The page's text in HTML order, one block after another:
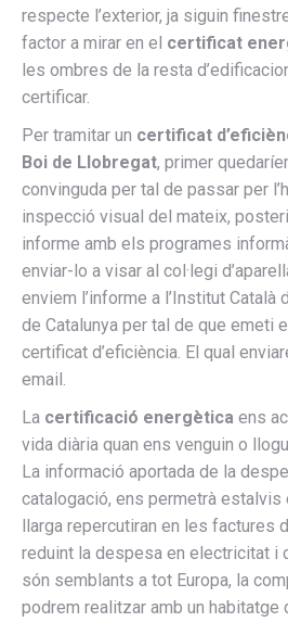
respecte l’exterior, ja siguin
factor a mirar en el certificat
les ombres de la resta
certificar.
Per tramitar un certificat
Boi de Llobregat, primer
convinguda per tal de passar per
inspecció visual del mateix,
informe amb els programes
enviar-lo a visar al col·legi
enviem l’informe a l’Institut Català
de Catalunya per tal de que emeti
certificat d’eficiència. El qual
email.
La certificació energètica ens
vida diària quan ens venguin o
La informació aportada de la
catalogació, ens permetrà estalvis
llarga repercutiran en les factures
reduint la despesa en electricitat i
són semblants a tot Europa, la
podrem realitzar amb un habitatge